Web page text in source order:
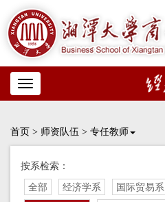
Toggle
navigation
首页 > 师资队伍 > 专任教师
按系检索：
全部 经济学系 国际贸易系